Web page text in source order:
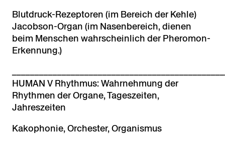
Blutdruck-Rezeptoren (im Bereich der Kehle)
Jacobson-Organ (im Nasenbereich, dienen
beim Menschen wahrscheinlich der Pheromon-
Erkennung.)
HUMAN V Rhythmus: Wahrnehmung der
Rhythmen der Organe, Tageszeiten,
Jahreszeiten
Kakophonie, Orchester, Organismus